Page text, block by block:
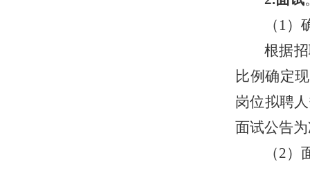
（ 1）
根据
比例确定
岗位拟聘
面试公告
（2）